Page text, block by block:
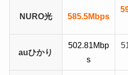
NURO光 585.5Mbps
auひかり
502.81Mbp
s